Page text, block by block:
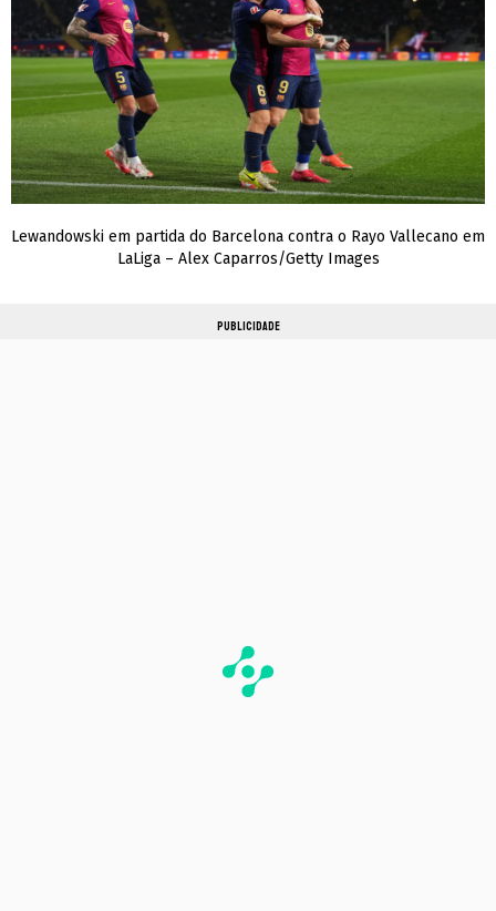
Lewandowski em partida do Barcelona contra o Rayo Vallecano em
LaLiga – Alex Caparros/Getty Images
PUBLICIDADE